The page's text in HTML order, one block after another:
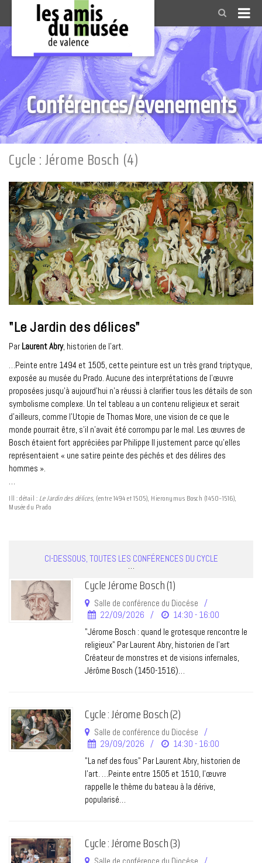
Conférences/évenements
Cycle : Jérome Bosch (4)
"Le Jardin des délices"
ParLaurent Abry, historien de l’art.
…Peinte entre 1494 et 1505, cette peinture est un très grand triptyque,
exposée au musée du Prado. Aucune des interprétations de l’œuvre
proposées jusqu’à aujourd’hui n’a réussi à clarifier tous les détails de son
symbolisme complexe. Un tel tableau a un contenu religieux et serait
d’ailleurs, comme l’Utopie de Thomas More, une vision de ce que le
monde pourrait être, s’il n’avait été corrompu par le mal. Les œuvres de
Bosch étaient fort appréciées par Philippe II justement parce qu’elles
représentaient « une satire peinte des péchés et des délires des
hommes ».
Ill : détail : Le Jardin des délices, (entre 1494 et 1505), Hieronymus Bosch (1450–1516),
Musée du Prado
CI-DESSOUS, TOUTES LES CONFÉRENCES DU CYCLE
…
Cycle Jérome Bosch (1)
Salle de conférence du Diocése
22/09/2026
14:30 - 16:00
"Jérome Bosch : quand le grotesque rencontre le
religieux" Par Laurent Abry, historien de l’art
Créateur de monstres et de visions infernales,
Jérôme Bosch (1450-1516)…
Cycle : Jérome Bosch (2)
Salle de conférence du Diocése
29/09/2026
14:30 - 16:00
"La nef des fous" Par Laurent Abry, historien de
l’art. …Peinte entre 1505 et 1510, l’œuvre
rappelle le thème du bateau à la dérive,
popularisé…
Cycle : Jérome Bosch (3)
Salle de conférence du Diocése